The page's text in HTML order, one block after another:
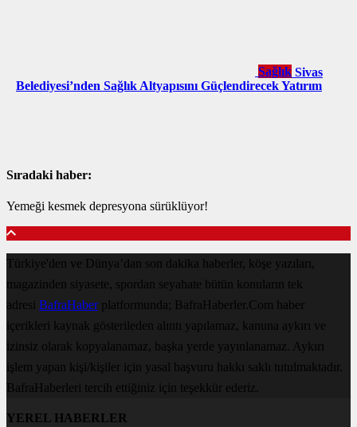
Sağlık Sivas
Belediyesi’nden Sağlık Altyapısını Güçlendirecek Yatırım
Sıradaki haber:
Yemeği kesmek depresyona sürüklüyor!
Türkiye'den ve Dünya’dan son dakika haberler, köşe yazıları,
magazinden siyasete, spordan seyahate bütün konuların tek
adresi BafraHaberplatformunda; BafraHaberler.Com haber
içerikleri kaynak gösterileden alıntı yapılamaz, kanuna aykırı ve
izinsiz olarak kopyalanamaz, başka yerde yayınlanamaz. Aykırı
işlem yapan kişi/kişiler için yasal başvuru hakkı saklı tutulmaktadır.
BafraHaberleri tercih ettiğiniz için teşekkür ederiz.
YEREL HABERLER